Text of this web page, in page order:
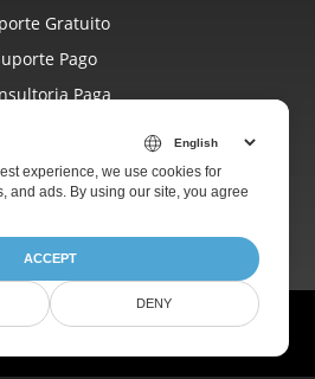
Gratuito
Pago
Paga
Sites
Sobre
2026. Todos os direitos reservados.
experience, we use cookies for
and ads. By using our site, you agree
ACCEPT
DENY